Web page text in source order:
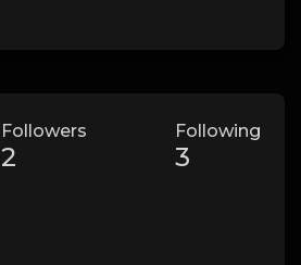
Followers
2
Following
3